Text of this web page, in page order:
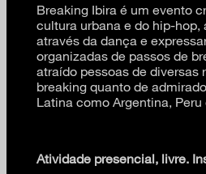
Breaking Ibira é um evento
cultura urbana e do hip-
através da dança e
organizadas de passos de
atraído pessoas de
breaking quanto de
Latina como Argentina, Peru
Atividade presencial, livre.